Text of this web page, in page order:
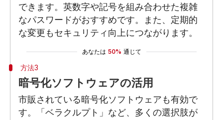
できます。英数字や記号を組み合わせた複雑
なパスワードがおすすめです。また、定期的
な変更もセキュリティ向上につながります。
あなたは 50% 通じて
方法3
暗号化ソフトウェアの活用
市販されている暗号化ソフトウェアも有効で
す。「ベラクルプト」など、多くの選択肢が